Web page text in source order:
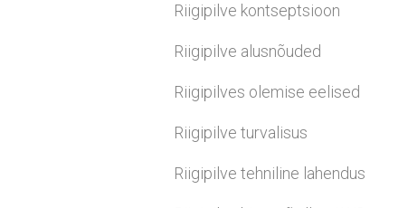
Riigipilve kontseptsioon
Riigipilve alusnõuded
Riigipilves olemise eelised
Riigipilve turvalisus
Riigipilve tehniline lahendus